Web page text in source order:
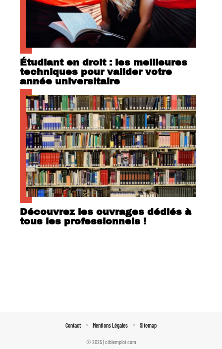
Étudiant en droit : les meilleures
techniques pour valider votre
année universitaire
Découvrez les ouvrages dédiés à
tous les professionnels !
© 2025 | ciblemploi.com
Contact Mentions Légales Sitemap